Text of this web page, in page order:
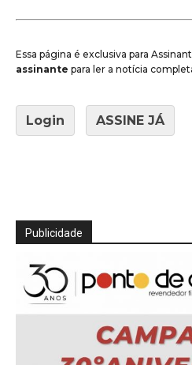
Essa página é exclusiva para
assinante para ler a notícia
Login ASSINE JÁ
Publicidade